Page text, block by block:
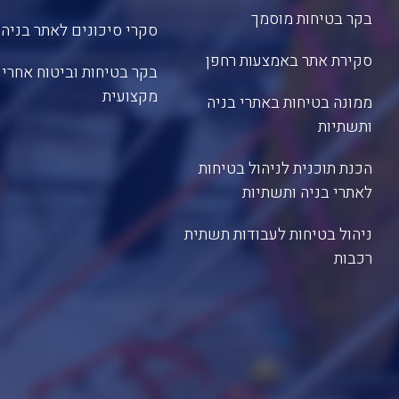
בקר בטיחות מוסמך
סקירת אתר באמצעות רחפן
ממונה בטיחות באתרי בניה
ותשתיות
הכנת תוכנית לניהול בטיחות
לאתרי בניה ותשתיות
ניהול בטיחות לעבודות תשתית
רכבות
סקרי סיכונים לאתר בניה
בקר בטיחות וביטוח
מקצועית